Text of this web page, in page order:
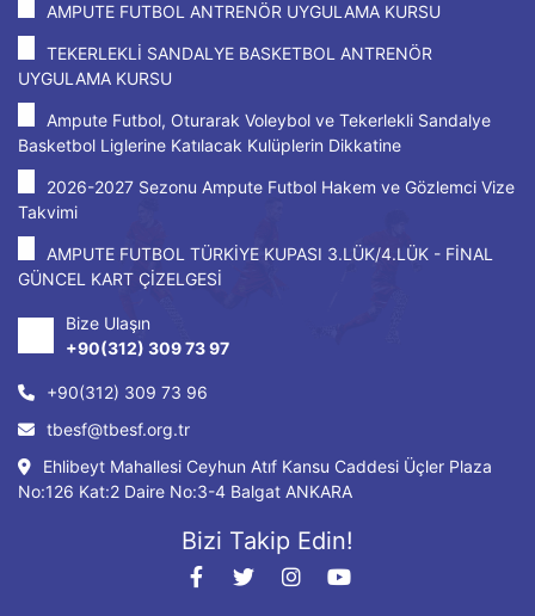
AMPUTE FUTBOL ANTRENÖR UYGULAMA KURSU
TEKERLEKLİ SANDALYE BASKETBOL ANTRENÖR
UYGULAMA KURSU
Ampute Futbol, Oturarak Voleybol ve Tekerlekli Sandalye
Basketbol Liglerine Katılacak Kulüplerin Dikkatine
2026-2027 Sezonu Ampute Futbol Hakem ve Gözlemci Vize
Takvimi
AMPUTE FUTBOL TÜRKİYE KUPASI 3.LÜK/4.LÜK - FİNAL
GÜNCEL KART ÇİZELGESİ
Bize Ulaşın
+90(312) 309 73 97
+90(312) 309 73 96
tbesf@tbesf.org.tr
Ehlibeyt Mahallesi Ceyhun Atıf Kansu Caddesi Üçler Plaza
No:126 Kat:2 Daire No:3-4 Balgat ANKARA
Bizi Takip Edin!